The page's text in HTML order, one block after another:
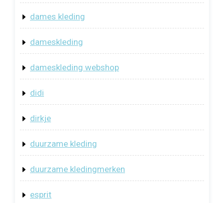
dames kleding
dameskleding
dameskleding webshop
didi
dirkje
duurzame kleding
duurzame kledingmerken
esprit